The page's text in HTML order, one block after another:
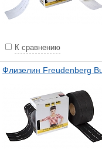
К сравнению
Флизелин Freudenberg